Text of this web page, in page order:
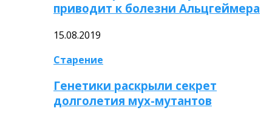
приводит к болезни Альцгеймера
15.08.2019
Старение
Генетики раскрыли секрет
долголетия мух-мутантов